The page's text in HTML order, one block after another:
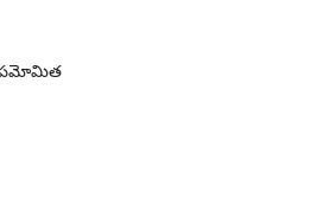
పమోమిత